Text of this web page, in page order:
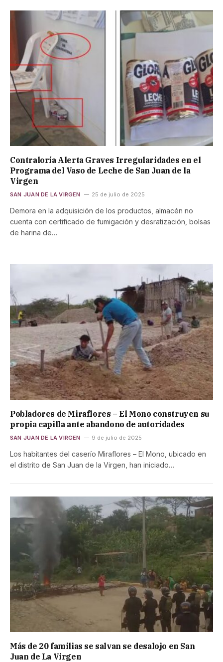
Contraloría Alerta Graves Irregularidades en el
Programa del Vaso de Leche de San Juan de la
Virgen
SAN JUAN DE LA VIRGEN 25 de julio de 2025
Demora en la adquisición de los productos, almacén no
cuenta con certificado de fumigación y desratización, bolsas
de harina de…
Pobladores de Miraflores – El Mono construyen su
propia capilla ante abandono de autoridades
SAN JUAN DE LA VIRGEN 9 de julio de 2025
Los habitantes del caserío Miraflores – El Mono, ubicado en
el distrito de San Juan de la Virgen, han iniciado…
Más de 20 familias se salvan se desalojo en San
Juan de La Virgen